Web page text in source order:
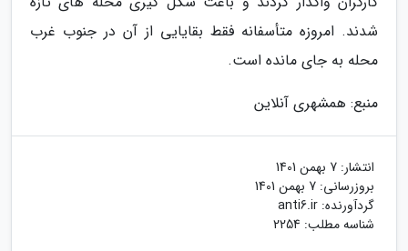
شدند. امروزه متأسفانه فقط بقایایی از آن در جنوب غرب
محله به جای مانده است.
منبع: همشهری آنلاین
انتشار: 7 بهمن 1401
بروزرسانی: 7 بهمن 1401
گردآورنده: anti6.ir
شناسه مطلب: 2254